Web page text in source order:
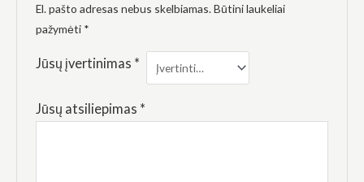
El. pašto adresas nebus skelbiamas. Būtini laukeliai
pažymėti *
Jūsų įvertinimas *
Jūsų atsiliepimas *
elgesiu, kai
lankotės
svetainėje,
padidinate
suasmenintą
turinį ir